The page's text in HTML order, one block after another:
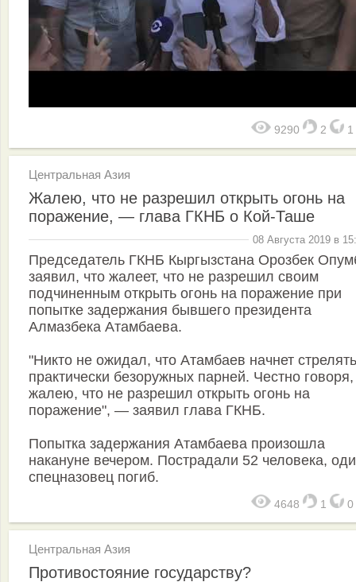
9290 2 1
Центральная Азия
Жалею, что не разрешил открыть огонь на
поражение, — глава ГКНБ о Кой-Таше
08 Августа 2019 в
Председатель ГКНБ Кыргызстана Орозбек
заявил, что жалеет, что не разрешил своим
подчиненным открыть огонь на поражение при
попытке задержания бывшего президента
Алмазбека Атамбаева.
"Никто не ожидал, что Атамбаев начнет
практически безоружных парней. Честно
жалею, что не разрешил открыть огонь на
поражение", — заявил глава ГКНБ.
Попытка задержания Атамбаева произошла
накануне вечером. Пострадали 52 человека,
спецназовец погиб.
4648 1 0
Центральная Азия
Противостояние государству?